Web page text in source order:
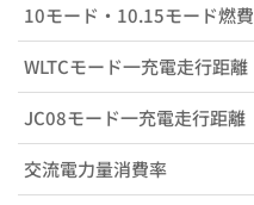
10モード・10.15モード燃費
WLTCモード一充電走行距離
JC08モード一充電走行距離
交流電力量消費率